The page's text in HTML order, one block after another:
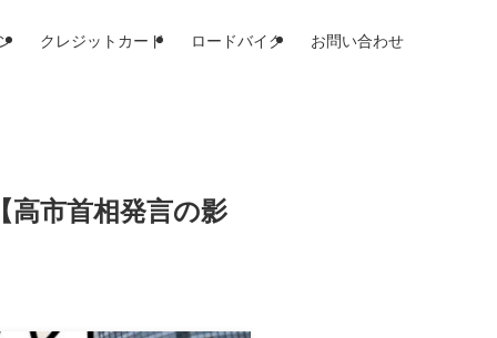
クレジットカード ロードバイク お問い合わせ
高市首相発言の影